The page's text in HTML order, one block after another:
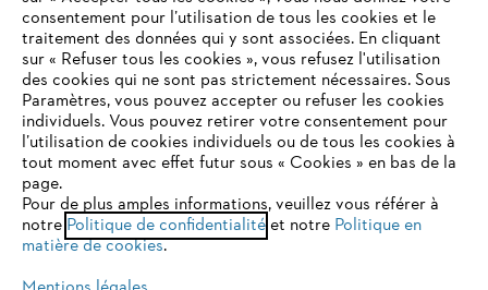
VOTRE NAVIGATEUR INTERNET
N'EST PLUS PRIS EN CHARGE
Vous utilisez un navigateur Internet que nous ne prenons plus
en charge, et certaines fonctionnalités de notre site ne
peuvent fonctionner correctement. Pour une utilisation
optimale de notre site, nous vous recommandons de passer à
l'un des navigateurs suivants :
consentement pour l’utilisation de tous les cookies et le
traitement des données qui y sont associées. En cliquant
sur « Refuser tous les cookies », vous refusez l'utilisation
des cookies qui ne sont pas strictement nécessaires. Sous
Paramètres, vous pouvez accepter ou refuser les cookies
individuels. Vous pouvez retirer votre consentement pour
l’utilisation de cookies individuels ou de tous les cookies à
tout moment avec effet futur sous « Cookies » en bas de la
page.
Pour de plus amples informations, veuillez vous référer à
notre Politique de confidentialitéet notre Politique en
matière de cookies.